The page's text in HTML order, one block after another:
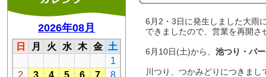
6月2・3日に発生しました大雨
できましたので、営業を再開さ
6月10日(土)から、 池つり・バ
川つり、つかみどりにつきま